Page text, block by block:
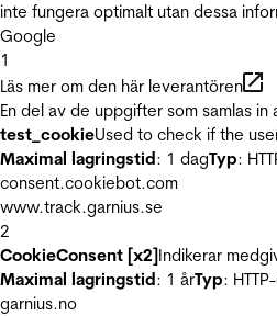
inte fungera optimalt utan dessa
Google
1
Läs mer om den här leverantören
En del av de uppgifter som samlas
test_cookieUsed to check if the
Maximal lagringstid: 1 dagTyp:
consent.cookiebot.com
www.track.garnius.se
2
CookieConsent [x2]Indikerar
Maximal lagringstid: 1 årTyp:
garnius.no